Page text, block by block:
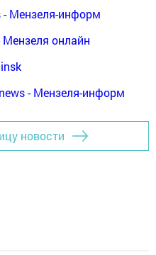
- Мензеля-информ
онлайн
- Мензеля-информ
новости